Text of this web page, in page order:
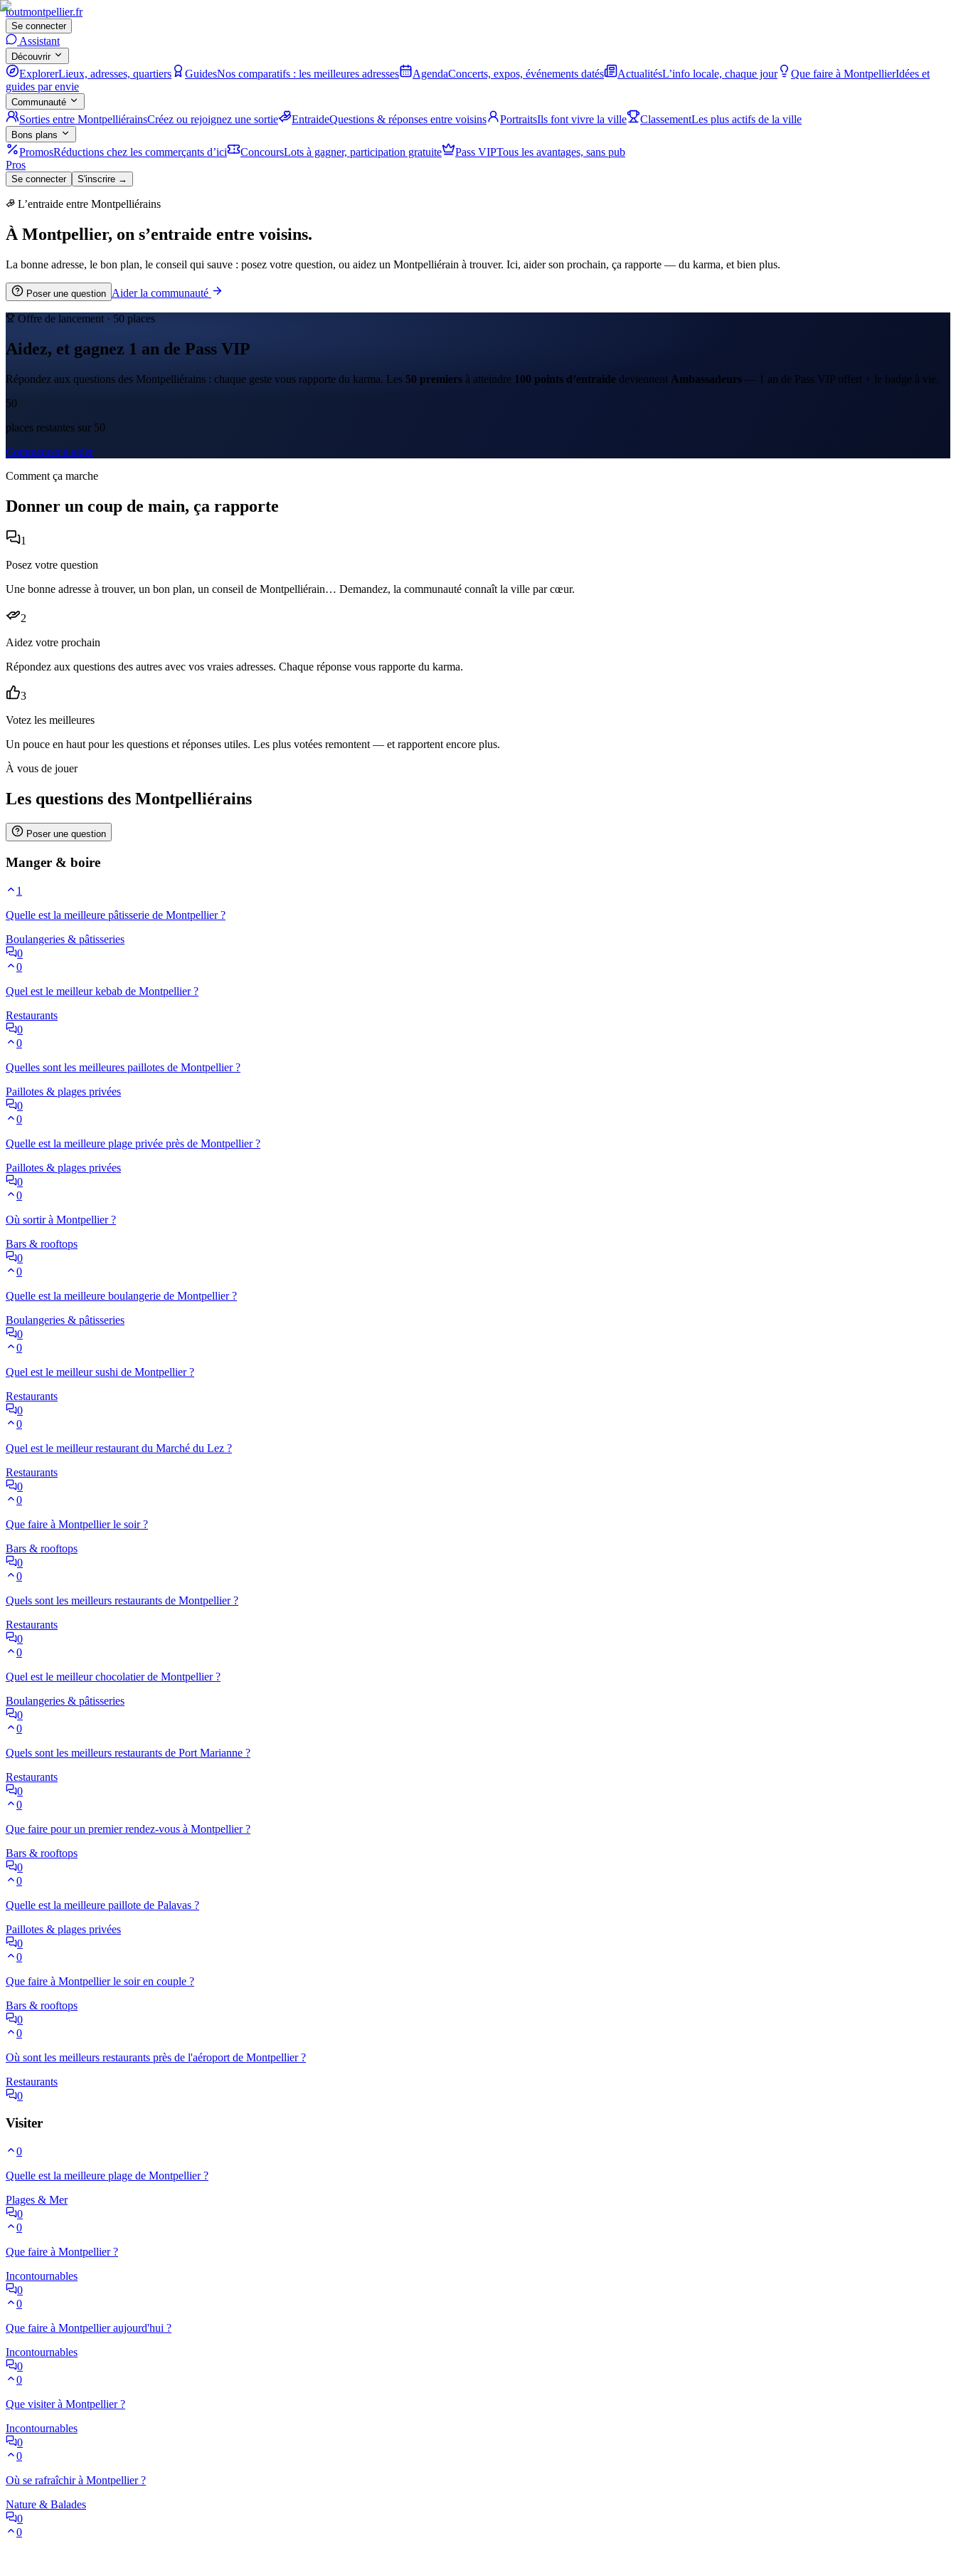
toutmontpellier.fr
Se connecter
Assistant
Découvrir
ExplorerLieux, adresses, quartiers GuidesNos comparatifs : les meilleures adresses AgendaConcerts, expos, événements datés ActualitésL’info locale, chaque jour Que faire à MontpellierIdées et
guides par envie
Communauté
Sorties entre MontpelliérainsCréez ou rejoignez une sortie EntraideQuestions & réponses entre voisins PortraitsIls font vivre la ville ClassementLes plus actifs de la ville
Bons plans
PromosRéductions chez les commerçants d’ici ConcoursLots à gagner, participation gratuite Pass VIPTous les avantages, sans pub
Pros
Se connecter S'inscrire →
L’entraide entre Montpelliérains
À Montpellier, on s’entraide entre voisins.
La bonne adresse, le bon plan, le conseil qui sauve : posez votre question, ou aidez un Montpelliérain à trouver. Ici, aider son prochain, ça rapporte — du karma, et bien plus.
Poser une question Aider la communauté
Offre de lancement · 50 places
Aidez, et gagnez 1 an de Pass VIP
Répondez aux questions des Montpelliérains : chaque geste vous rapporte du karma. Les 50 premiers à atteindre 100 points d’entraide deviennent Ambassadeurs — 1 an de Pass VIP offert + le badge à vie.
50
places restantes sur 50
Commencer à aider
Comment ça marche
Donner un coup de main, ça rapporte
1
Posez votre question
Une bonne adresse à trouver, un bon plan, un conseil de Montpelliérain… Demandez, la communauté connaît la ville par cœur.
2
Aidez votre prochain
Répondez aux questions des autres avec vos vraies adresses. Chaque réponse vous rapporte du karma.
3
Votez les meilleures
Un pouce en haut pour les questions et réponses utiles. Les plus votées remontent — et rapportent encore plus.
À vous de jouer
Les questions des Montpelliérains
Poser une question
Manger & boire
1
Quelle est la meilleure pâtisserie de Montpellier ?
Boulangeries & pâtisseries
0
0
Quel est le meilleur kebab de Montpellier ?
Restaurants
0
0
Quelles sont les meilleures paillotes de Montpellier ?
Paillotes & plages privées
0
0
Quelle est la meilleure plage privée près de Montpellier ?
Paillotes & plages privées
0
0
Où sortir à Montpellier ?
Bars & rooftops
0
0
Quelle est la meilleure boulangerie de Montpellier ?
Boulangeries & pâtisseries
0
0
Quel est le meilleur sushi de Montpellier ?
Restaurants
0
0
Quel est le meilleur restaurant du Marché du Lez ?
Restaurants
0
0
Que faire à Montpellier le soir ?
Bars & rooftops
0
0
Quels sont les meilleurs restaurants de Montpellier ?
Restaurants
0
0
Quel est le meilleur chocolatier de Montpellier ?
Boulangeries & pâtisseries
0
0
Quels sont les meilleurs restaurants de Port Marianne ?
Restaurants
0
0
Que faire pour un premier rendez-vous à Montpellier ?
Bars & rooftops
0
0
Quelle est la meilleure paillote de Palavas ?
Paillotes & plages privées
0
0
Que faire à Montpellier le soir en couple ?
Bars & rooftops
0
0
Où sont les meilleurs restaurants près de l'aéroport de Montpellier ?
Restaurants
0
Visiter
0
Quelle est la meilleure plage de Montpellier ?
Plages & Mer
0
0
Que faire à Montpellier ?
Incontournables
0
0
Que faire à Montpellier aujourd'hui ?
Incontournables
0
0
Que visiter à Montpellier ?
Incontournables
0
0
Où se rafraîchir à Montpellier ?
Nature & Balades
0
0